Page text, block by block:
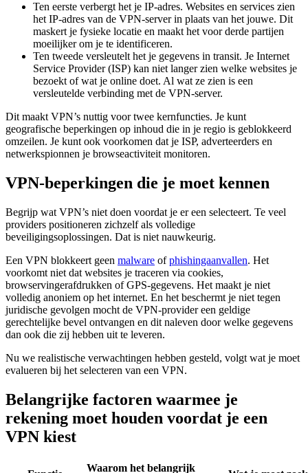
Ten eerste verbergt het je IP-adres. Websites en services zien
het IP-adres van de VPN-server in plaats van het jouwe. Dit
maskert je fysieke locatie en maakt het voor derde partijen
moeilijker om je te identificeren.
Ten tweede versleutelt het je gegevens in transit. Je Internet
Service Provider (ISP) kan niet langer zien welke websites je
bezoekt of wat je online doet. Al wat ze zien is een
versleutelde verbinding met de VPN-server.
Dit maakt VPN’s nuttig voor twee kernfuncties. Je kunt
geografische beperkingen op inhoud die in je regio is geblokkeerd
omzeilen. Je kunt ook voorkomen dat je ISP, adverteerders en
netwerkspionnen je browseactiviteit monitoren.
VPN-beperkingen die je moet kennen
Begrijp wat VPN’s niet doen voordat je er een selecteert. Te veel
providers positioneren zichzelf als volledige
beveiligingsoplossingen. Dat is niet nauwkeurig.
Een VPN blokkeert geen malware ofphishingaanvallen. Het
voorkomt niet dat websites je traceren via cookies,
browservingerafdrukken of GPS-gegevens. Het maakt je niet
volledig anoniem op het internet. En het beschermt je niet tegen
juridische gevolgen mocht de VPN-provider een geldige
gerechtelijke bevel ontvangen en dit naleven door welke gegevens
dan ook die zij hebben uit te leveren.
Nu we realistische verwachtingen hebben gesteld, volgt wat je moet
evalueren bij het selecteren van een VPN.
Belangrijke factoren waarmee je
rekening moet houden voordat je een
VPN kiest
Waarom het belangrijk